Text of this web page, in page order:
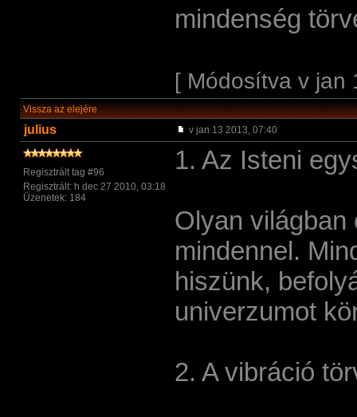
mindenség
[ Módosítva v jan
Vissza az elejére
julius v jan 13 2013, 07:40
Regisztrált tag #96
Regisztrált: h dec 27 2010, 03:18
Üzenetek: 184
1. Az Isteni
Olyan világban
mindennel.
hiszünk,
univerzumot
2. A vibráció